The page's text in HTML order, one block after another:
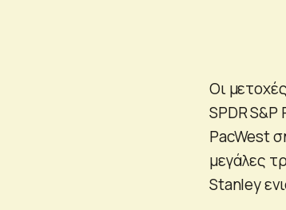
Οι
SPDR
PacWest
μεγάλες
Stanley